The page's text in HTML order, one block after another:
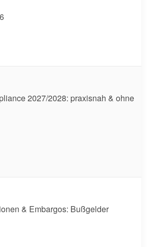
2027/2028: praxisnah & ohne
& Embargos: Bußgelder